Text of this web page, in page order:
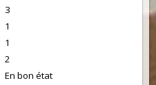
3
1
1
2
En bon état